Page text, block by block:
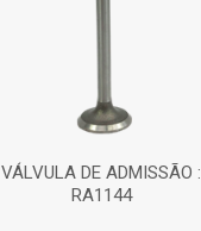
VÁLVULA DE ADMISSÃO :
RA1144